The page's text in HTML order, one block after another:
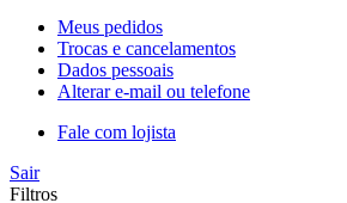
Meus pedidos
Trocas e cancelamentos
Dados pessoais
Alterar e-mail ou telefone
Fale com lojista
Sair
Filtros